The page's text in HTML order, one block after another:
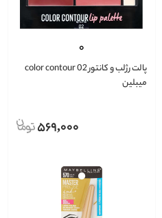
پالت رژلب و کانتور color contour 02
میبلین
569,000